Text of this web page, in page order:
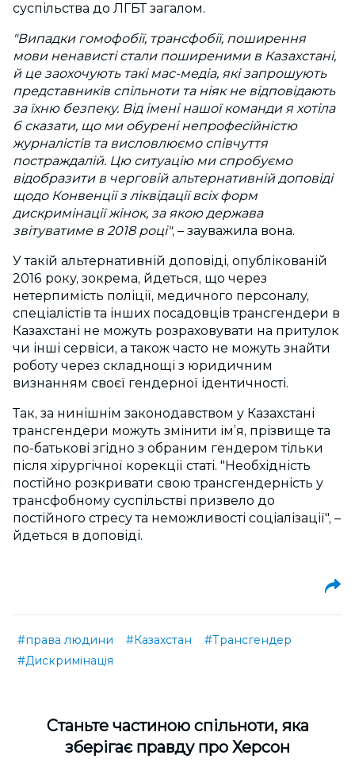
суспільства до ЛГБТ загалом.
"Випадки гомофобії, трансфобії, поширення
мови ненависті стали поширеними в Казахстані,
й це заохочують такі мас-медіа, які запрошують
представників спільноти та ніяк не відповідають
за їхню безпеку. Від імені нашої команди я хотіла
б сказати, що ми обурені непрофесійністю
журналістів та висловлюємо співчуття
постраждалій. Цю ситуацію ми спробуємо
відобразити в черговій альтернативній доповіді
щодо Конвенції з ліквідації всіх форм
дискримінації жінок, за якою держава
звітуватиме в 2018 році", – зауважила вона.
У такій альтернативній доповіді, опублікованій
2016 року, зокрема, йдеться, що через
нетерпимість поліції, медичного персоналу,
спеціалістів та інших посадовців трансгендери в
Казахстані не можуть розраховувати на притулок
чи інші сервіси, а також часто не можуть знайти
роботу через складнощі з юридичним
визнанням своєї гендерної ідентичності.
Так, за нинішнім законодавством у Казахстані
трансгендери можуть змінити ім’я, прізвище та
по-батькові згідно з обраним гендером тільки
після хірургічної корекції статі. "Необхідність
постійно розкривати свою трансгендерність у
трансфобному суспільстві призвело до
постійного стресу та неможливості соціалізації", –
йдеться в доповіді.
#права людини #Казахстан
#Трансгендер
#Дискримінація
Cтаньте частиною спільноти, яка
зберігає правду про Херсон